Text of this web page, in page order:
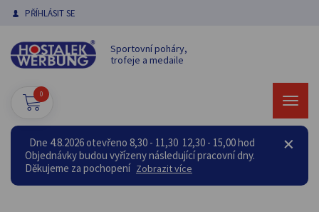
PŘÍHLÁSIT SE
Sportovní poháry,
trofeje a medaile
0
Dne 4.8.2026 otevřeno 8,30 - 11,30 12,30 - 15,00 hod
Objednávky budou vyřízeny následující pracovní dny.
Děkujeme za pochopení Zobrazit více